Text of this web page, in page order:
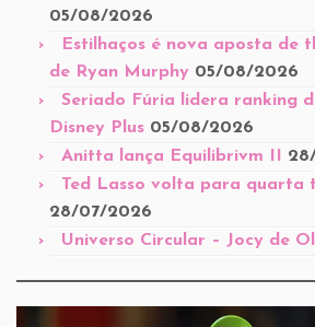
05/08/2026
Estilhaços é nova aposta de
de Ryan Murphy 05/08/2026
Seriado Fúria lidera ranking
Disney Plus 05/08/2026
Anitta lança Equilibrivm II
Ted Lasso volta para quarta
28/07/2026
Universo Circular – Jocy de